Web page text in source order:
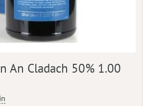
An Cladach 50% 1.00